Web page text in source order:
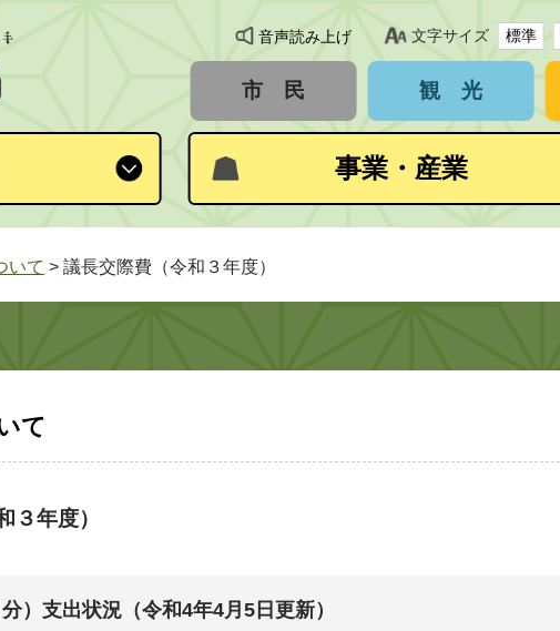
音声読み上げ 文字サイズ 標準
市 民 観 光
事業・産業
いて > 議長交際費（令和３年度）
て
３年度）
）支出状況（令和4年4月5日更新）